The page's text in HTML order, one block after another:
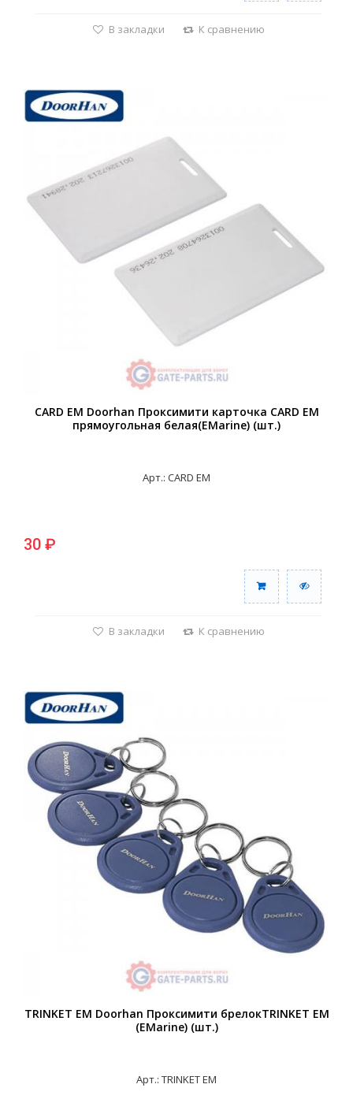
В закладки К сравнению
CARD EM Doorhan Проксимити карточка CARD EM
прямоугольная белая(EMarine) (шт.)
Арт.: CARD EM
30 ₽
В закладки К сравнению
TRINKET EM Doorhan Проксимити брелокTRINKET EM
(EMarine) (шт.)
Арт.: TRINKET EM